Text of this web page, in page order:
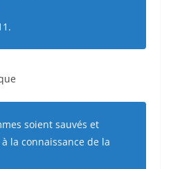
soient sauvés et
la connaissance de la